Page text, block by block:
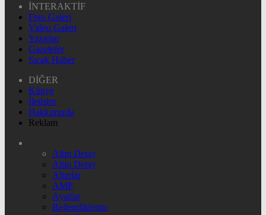
İNTERAKTİF
Foto Galeri
Video Galeri
Yazarlar
Gazeteler
Sıcak Haber
DİĞER
Künye
İletişim
Hakkımızda
Reklam
Altın Detay
Altın Detay
Altınlar
AMP
Ayarlar
Beğendiklerim